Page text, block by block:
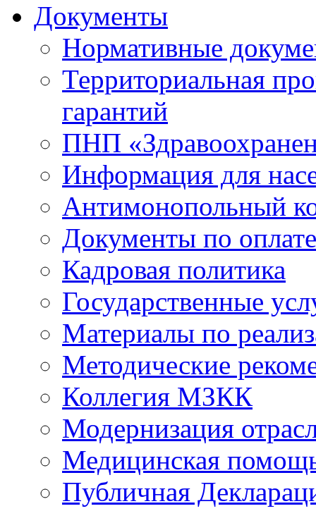
Документы
Нормативные
Территориальная
гарантий
ПНП
Информация для
Антимонопольный
Документы по
Кадровая политика
Государственные
Материалы по
Методические
Коллегия МЗКК
Модернизация
Медицинская
Публичная